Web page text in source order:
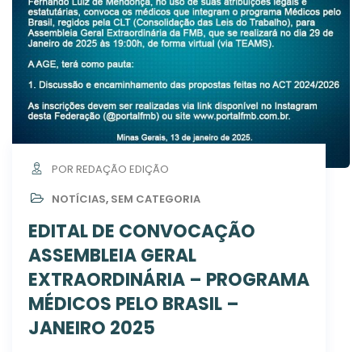
POR REDAÇÃO EDIÇÃO
NOTÍCIAS, SEM CATEGORIA
EDITAL DE CONVOCAÇÃO
ASSEMBLEIA GERAL
EXTRAORDINÁRIA – PROGRAMA
MÉDICOS PELO BRASIL –
JANEIRO 2025